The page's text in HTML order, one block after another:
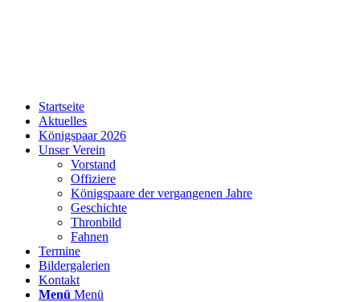
Startseite
Aktuelles
Königspaar 2026
Unser Verein
Vorstand
Offiziere
Königspaare der vergangenen Jahre
Geschichte
Thronbild
Fahnen
Termine
Bildergalerien
Kontakt
Menü Menü